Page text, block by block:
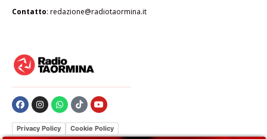
Privacy Policy Cookie Policy
Contatto: redazione@radiotaormina.it